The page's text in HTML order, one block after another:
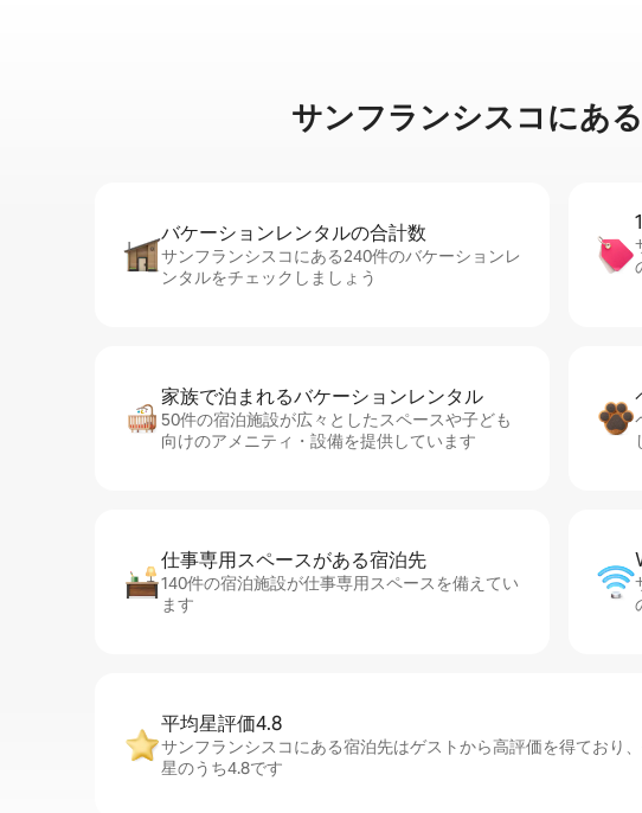
サンフランシスコに⁠あ⁠
バケーションレ⁠ン⁠タ⁠ル⁠の合⁠計⁠数
サンフランシスコにある240件のバケーションレ
ンタルをチェックしましょう
家族で泊まれるバ⁠ケ⁠ー⁠シ⁠ョ⁠ンレ⁠ン⁠タ⁠ル
50件の宿泊施設が広々としたスペースや子ども
向けのアメニティ・設備を提供しています
仕事専用ス⁠ペ⁠ー⁠スがあ⁠る宿⁠泊⁠先
140件の宿泊施設が仕事専用スペースを備えてい
ます
平均星評価4.8
サンフランシスコにある宿泊先はゲストから高評価を得ており
星のうち4.8です